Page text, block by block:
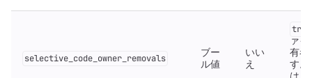
selective_code_owner_removals
ブー
ル値
いい
え
true
ァ
有者
す。
は、